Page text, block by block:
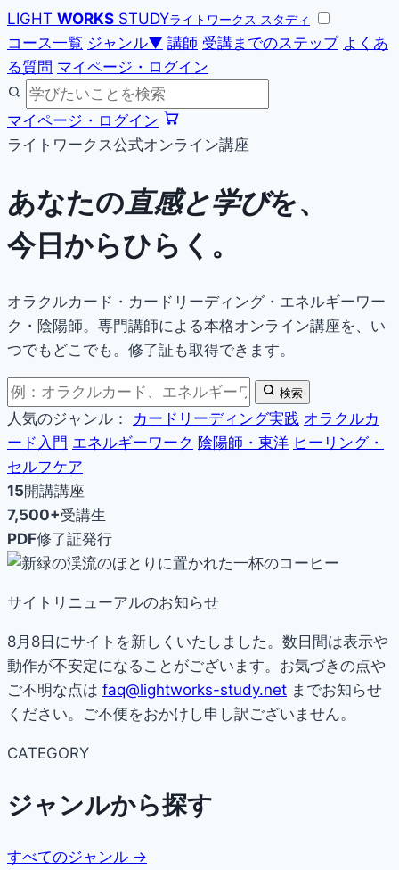
LIGHT WORKS STUDYライトワークス スタディ
コース一覧 ジャンル▼ 講師 受講までのステップ よくあ
る質問 マイページ・ログイン
マイページ・ログイン
ライトワークス公式オンライン講座
あなたの直感と学びを、
今日からひらく。
オラクルカード・カードリーディング・エネルギーワー
ク・陰陽師。専門講師による本格オンライン講座を、い
つでもどこでも。修了証も取得できます。
検索
人気のジャンル： カードリーディング実践 オラクルカ
ード入門 エネルギーワーク 陰陽師・東洋 ヒーリング・
セルフケア
15開講講座
7,500+受講生
PDF修了証発行
サイトリニューアルのお知らせ
8月8日にサイトを新しくいたしました。数日間は表示や
動作が不安定になることがございます。お気づきの点や
ご不明な点は faq@lightworks-study.net までお知らせ
ください。ご不便をおかけし申し訳ございません。
CATEGORY
ジャンルから探す
すべてのジャンル →